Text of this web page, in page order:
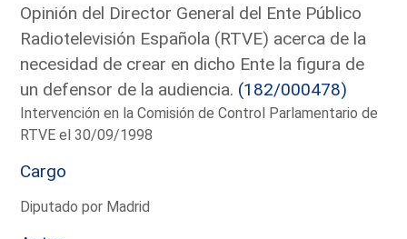
Opinión del Director General del Ente Público
Radiotelevisión Española (RTVE) acerca de la
necesidad de crear en dicho Ente la figura de
un defensor de la audiencia. (182/000478)
Intervención en la Comisión de Control Parlamentario de
RTVE el 30/09/1998
Cargo
Diputado por Madrid